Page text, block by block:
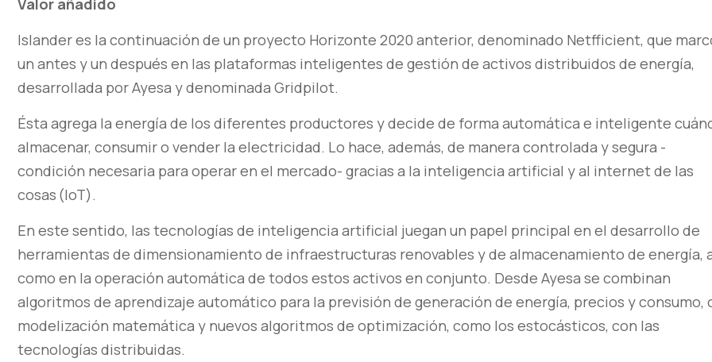
Valor añadido
Islander es la continuación de un proyecto Horizonte 2020 anterior, denominado Netfficient, que
un antes y un después en las plataformas inteligentes de gestión de activos distribuidos de energía,
desarrollada por Ayesa y denominada Gridpilot.
Ésta agrega la energía de los diferentes productores y decide de forma automática e inteligente
almacenar, consumir o vender la electricidad. Lo hace, además, de manera controlada y segura -
condición necesaria para operar en el mercado- gracias a la inteligencia artificial y al internet de las
cosas (IoT).
En este sentido, las tecnologías de inteligencia artificial juegan un papel principal en el desarrollo de
herramientas de dimensionamiento de infraestructuras renovables y de almacenamiento de energía,
como en la operación automática de todos estos activos en conjunto. Desde Ayesa se combinan
algoritmos de aprendizaje automático para la previsión de generación de energía, precios y consumo,
modelización matemática y nuevos algoritmos de optimización, como los estocásticos, con las
tecnologías distribuidas.